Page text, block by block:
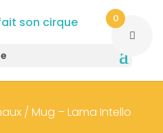
/ Mug – Lama Intello
0